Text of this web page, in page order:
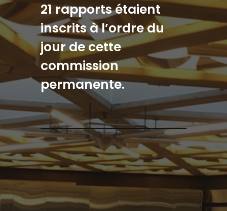
21 rapports étaient
inscrits à l’ordre du
jour de cette
commission
permanente.